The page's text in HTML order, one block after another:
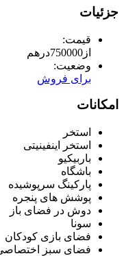
جزئیات
قیمت:
از 750000درهم
وضعیت:
برای فروش
امکانات
استخر
استخر اینفینیتی
باربیکیو
باشگاه
پارکینگ سرپوشیده
پوشش های پنجره
دوش در فضای باز
سونا
فضای بازی کودکان
فضای سبز